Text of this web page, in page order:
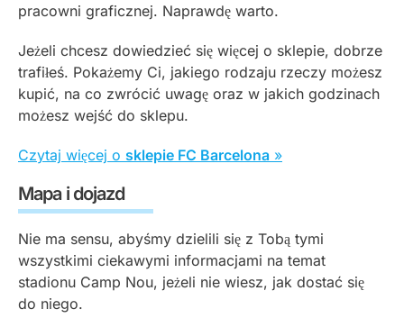
pracowni graficznej. Naprawdę warto.
Jeżeli chcesz dowiedzieć się więcej o sklepie, dobrze
trafiłeś. Pokażemy Ci, jakiego rodzaju rzeczy możesz
kupić, na co zwrócić uwagę oraz w jakich godzinach
możesz wejść do sklepu.
Czytaj więcej o sklepie FC Barcelona »
Mapa i dojazd
Nie ma sensu, abyśmy dzielili się z Tobą tymi
wszystkimi ciekawymi informacjami na temat
stadionu Camp Nou, jeżeli nie wiesz, jak dostać się
do niego.